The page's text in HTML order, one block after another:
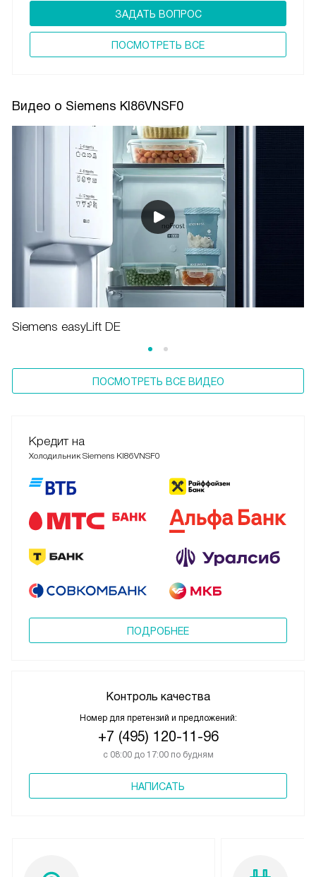
ЗАДАТЬ ВОПРОС
ПОCМОТРЕТЬ ВСЕ
Видео о Siemens KI86VNSF0
Siemens easyLift DE
ПОСМОТРЕТЬ ВСЕ ВИДЕО
Кредит на
Холодильник Siemens KI86VNSF0
ПОДРОБНЕЕ
Контроль качества
Номер для претензий и предложений:
+7 (495) 120-11-96
с 08:00 до 17:00 по будням
НАПИСАТЬ